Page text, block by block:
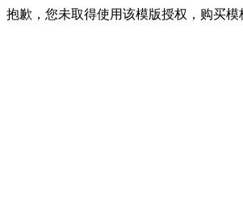
抱歉，您未取得使用该模版授权，购买